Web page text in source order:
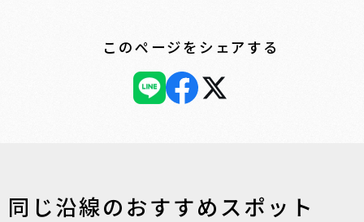
このページをシェアする
同じ沿線のおすすめスポット